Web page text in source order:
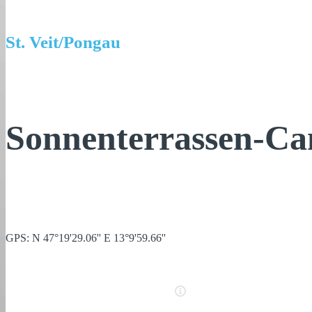
St. Veit/Pongau
Sonnenterrassen-
GPS: N 47°19'29.06'' E 13°9'59.66''